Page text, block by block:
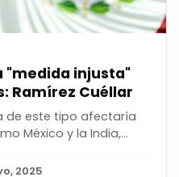
"medida injusta"
Ramírez Cuéllar
de este tipo afectaría
México y la India,
2025